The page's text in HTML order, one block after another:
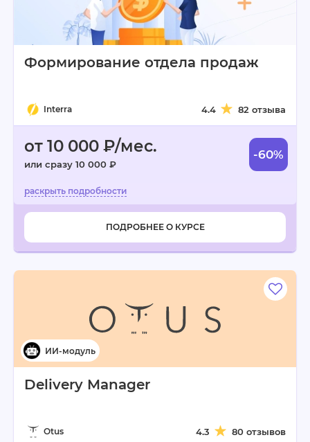
Формирование отдела продаж
Interra 4.4 82 отзыва
от 10 000 ₽/мес.
или сразу 10 000 ₽
-60%
ПОДРОБНЕЕ О КУРСЕ
Delivery Manager
Otus 4.3 80 отзывов